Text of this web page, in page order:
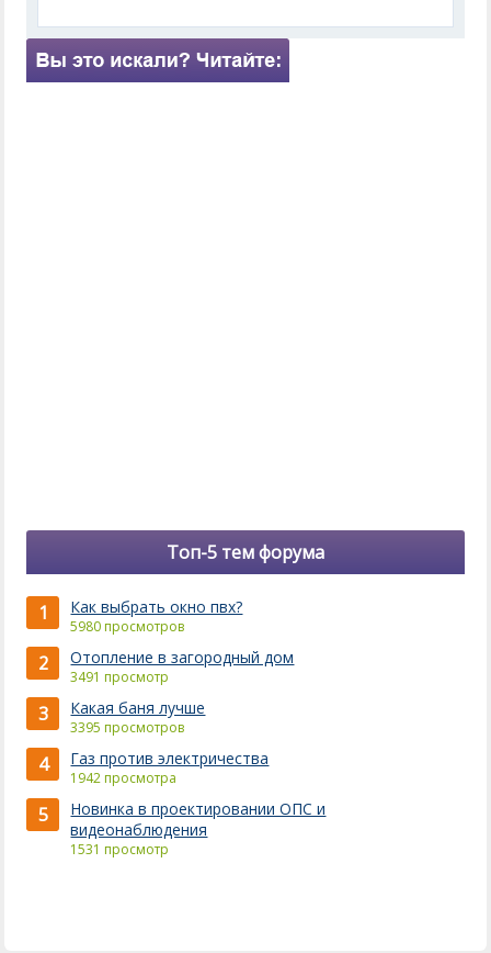
Топ-5 тем форума
1 Как выбрать окно пвх?
5980 просмотров
2 Отопление в загородный дом
3491 просмотр
3 Какая баня лучше
3395 просмотров
4 Газ против электричества
1942 просмотра
5
Новинка в проектировании ОПС и
видеонаблюдения
1531 просмотр